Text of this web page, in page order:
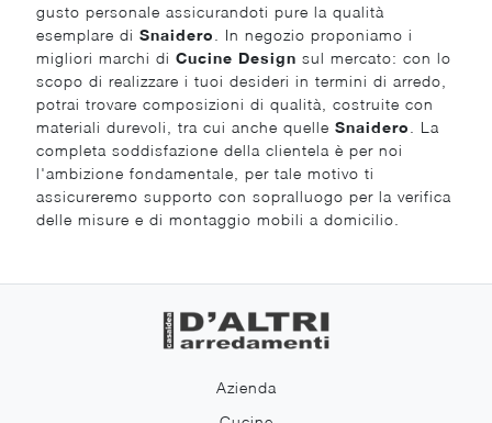
gusto personale assicurandoti pure la qualità
esemplare diSnaidero
. In negozio proponiamo i
migliori marchi diCucine Design sul mercato: con lo
scopo di realizzare i tuoi desideri in termini di arredo,
potrai trovare composizioni di qualità, costruite con
materiali durevoli, tra cui anche quelleSnaidero
. La
completa soddisfazione della clientela è per noi
l'ambizione fondamentale, per tale motivo ti
assicureremo supporto con sopralluogo per la verifica
delle misure e di montaggio mobili a domicilio.
Azienda